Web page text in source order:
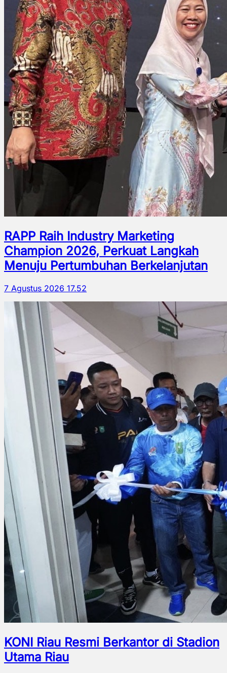
RAPP Raih Industry Marketing
Champion 2026, Perkuat Langkah
Menuju Pertumbuhan Berkelanjutan
7 Agustus 2026 17.52
KONI Riau Resmi Berkantor di Stadion
Utama Riau